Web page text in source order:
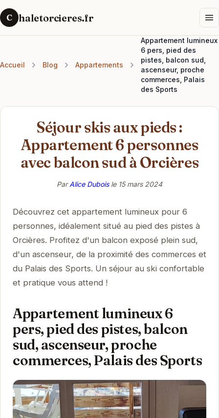
C haletorcieres.fr
Accueil Blog Appartements
Appartement lumineux
6 pers, pied des
pistes, balcon sud,
ascenseur, proche
commerces, Palais
des Sports
Séjour skis aux pieds :
Appartement 6 personnes
avec balcon sud à Orcières
ParAlice Duboisle 15 mars 2024
Découvrez cet appartement lumineux pour 6
personnes, idéalement situé au pied des pistes à
Orcières. Profitez d'un balcon exposé plein sud,
d'un ascenseur, de la proximité des commerces et
du Palais des Sports. Un séjour au ski confortable
et pratique vous attend !
Appartement lumineux 6
pers, pied des pistes, balcon
sud, ascenseur, proche
commerces, Palais des Sports